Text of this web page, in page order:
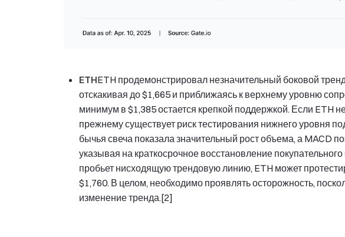
ETHETH продемонстрировал незначительный боковой
отскакивая до $1,665 и приближаясь к верхнему уровню
минимум в $1,385 остается крепкой поддержкой. Если ETH
прежнему существует риск тестирования нижнего уровня
бычья свеча показала значительный рост объема, а MACD
указывая на краткосрочное восстановление
пробьет нисходящую трендовую линию, ETH может
$1,760. В целом, необходимо проявлять осторожность,
изменение тренда.[2]